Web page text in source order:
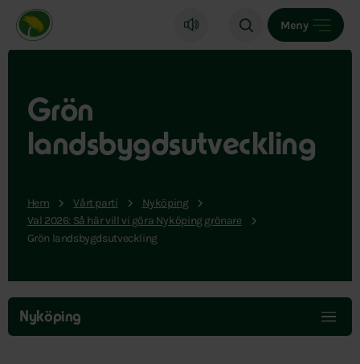
Miljöpartiet de gröna, startsida
Meny
Grön
landsbygdsutveckling
Hem Vårt parti
Nyköping
Val 2026: Så här vill vi göra Nyköping grönare
Grön landsbygdsutveckling
Hoppa
över
menyn
Nyköping